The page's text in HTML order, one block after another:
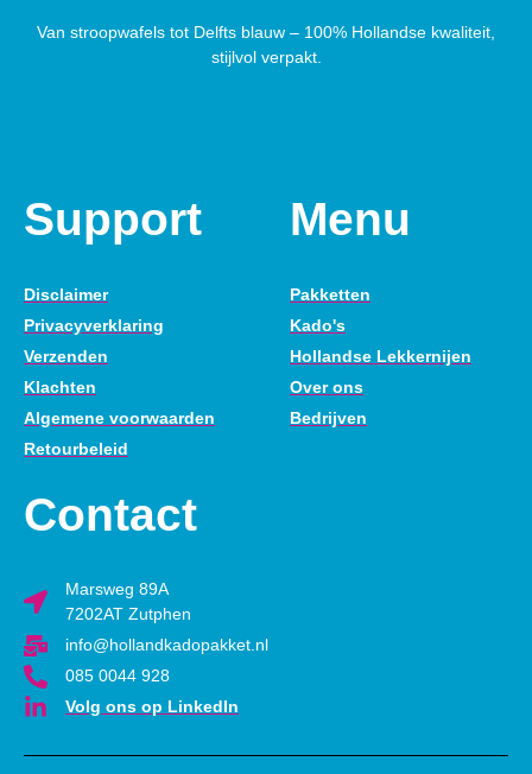
Van stroopwafels tot Delfts blauw – 100% Hollandse kwaliteit,
stijlvol verpakt.
Support
Disclaimer
Privacyverklaring
Verzenden
Klachten
Algemene voorwaarden
Retourbeleid
Menu
Pakketten
Kado's
Hollandse Lekkernijen
Over ons
Bedrijven
Contact
Marsweg 89A
7202AT Zutphen
info@hollandkadopakket.nl
085 0044 928
Volg ons op LinkedIn